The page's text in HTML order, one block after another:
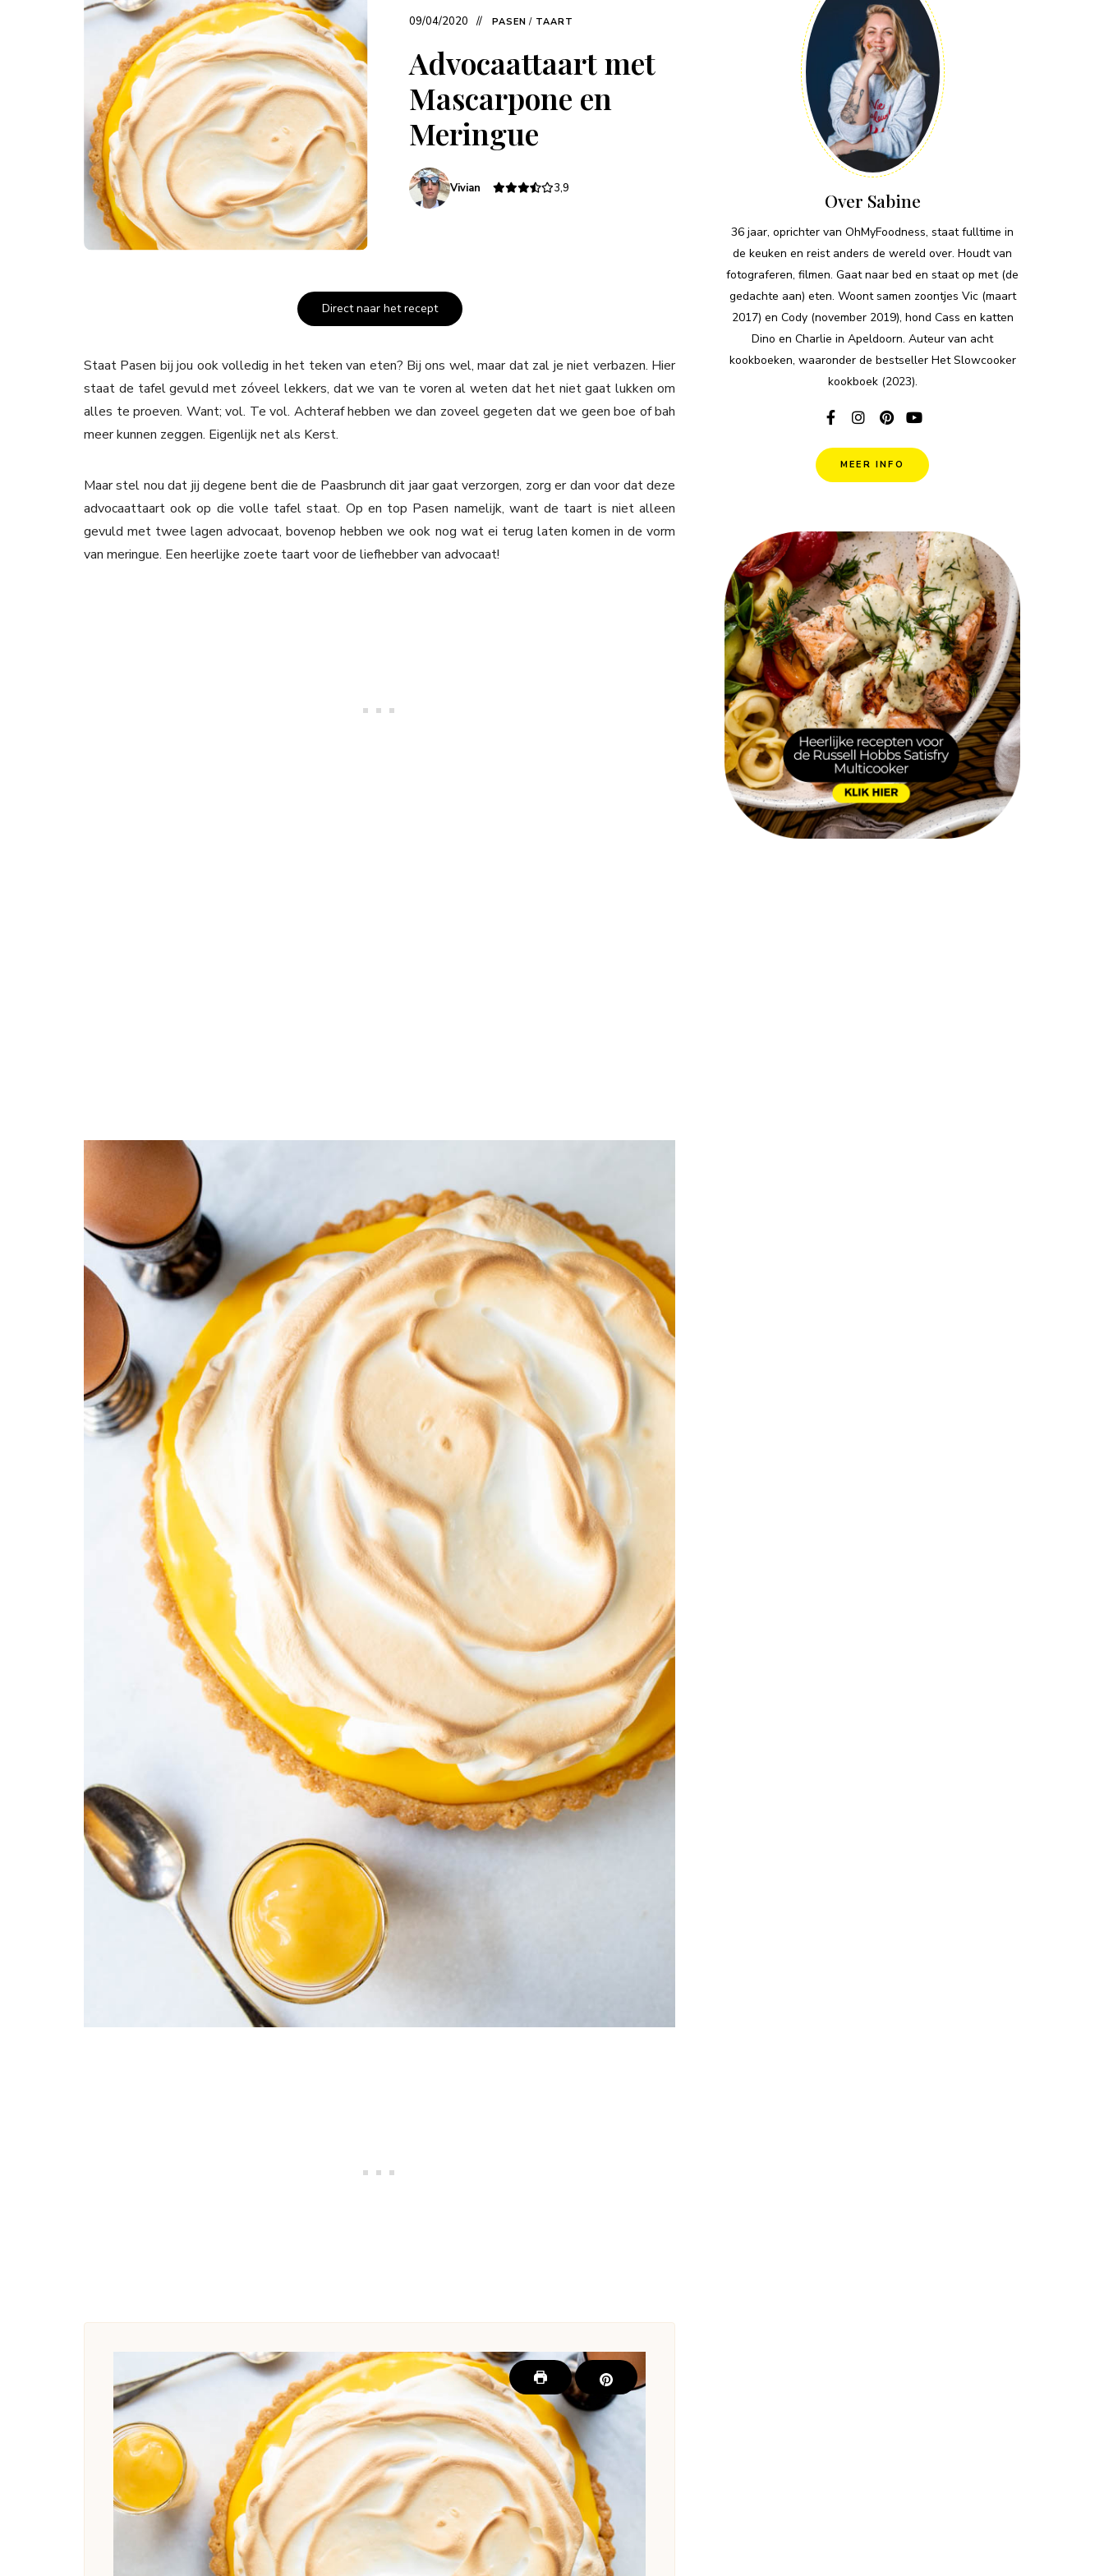
09/04/2020 PASEN / TAART
Advocaattaart met
Mascarpone en
Meringue
Vivian 3,9
Direct naar het recept
Staat Pasen bij jou ook volledig in het teken van eten? Bij ons wel, maar dat zal je niet verbazen. Hier
staat de tafel gevuld met zóveel lekkers, dat we van te voren al weten dat het niet gaat lukken om
alles te proeven. Want; vol. Te vol. Achteraf hebben we dan zoveel gegeten dat we geen boe of bah
meer kunnen zeggen. Eigenlijk net als Kerst.
Maar stel nou dat jij degene bent die de Paasbrunch dit jaar gaat verzorgen, zorg er dan voor dat deze
advocaattaart ook op die volle tafel staat. Op en top Pasen namelijk, want de taart is niet alleen
gevuld met twee lagen advocaat, bovenop hebben we ook nog wat ei terug laten komen in de vorm
van meringue. Een heerlijke zoete taart voor de liefhebber van advocaat!
Over Sabine
36 jaar, oprichter van OhMyFoodness, staat fulltime in
de keuken en reist anders de wereld over. Houdt van
fotograferen, filmen. Gaat naar bed en staat op met (de
gedachte aan) eten. Woont samen zoontjes Vic (maart
2017) en Cody (november 2019), hond Cass en katten
Dino en Charlie in Apeldoorn. Auteur van acht
kookboeken, waaronder de bestseller Het Slowcooker
kookboek (2023).
MEER INFO